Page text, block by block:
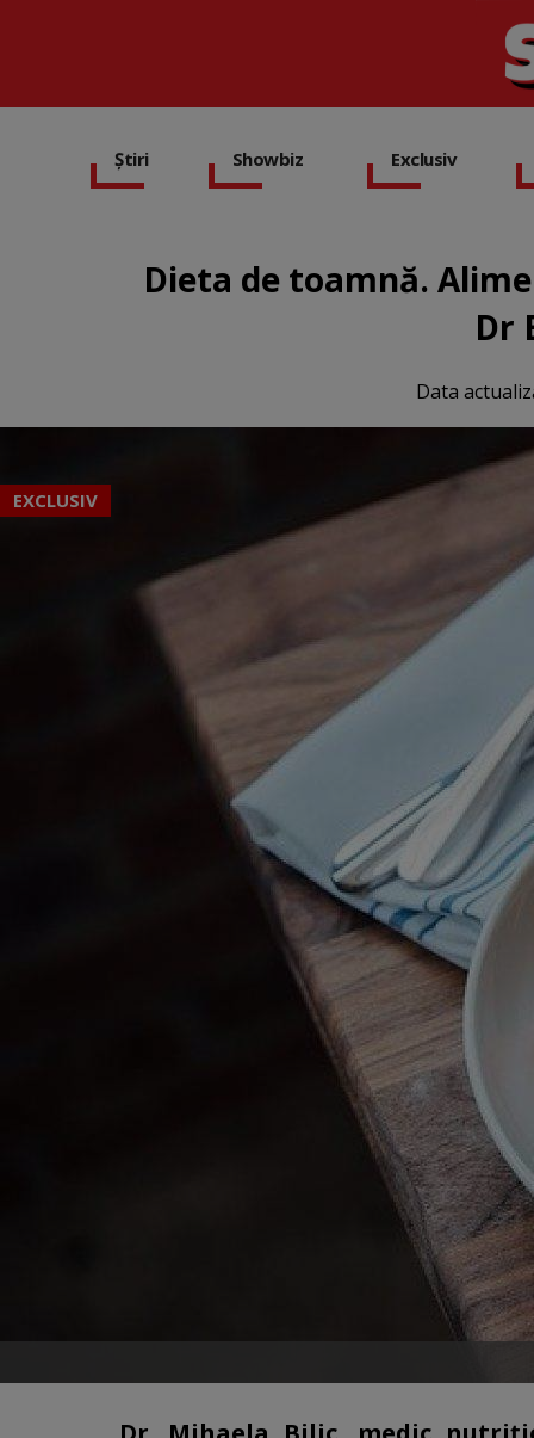
Știri Showbiz Exclusiv
Dieta de toamnă.
Dr
Data
EXCLUSIV